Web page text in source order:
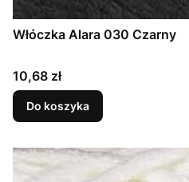
Włóczka Alara 030 Czarny
Cena
10,68 zł
Do koszyka